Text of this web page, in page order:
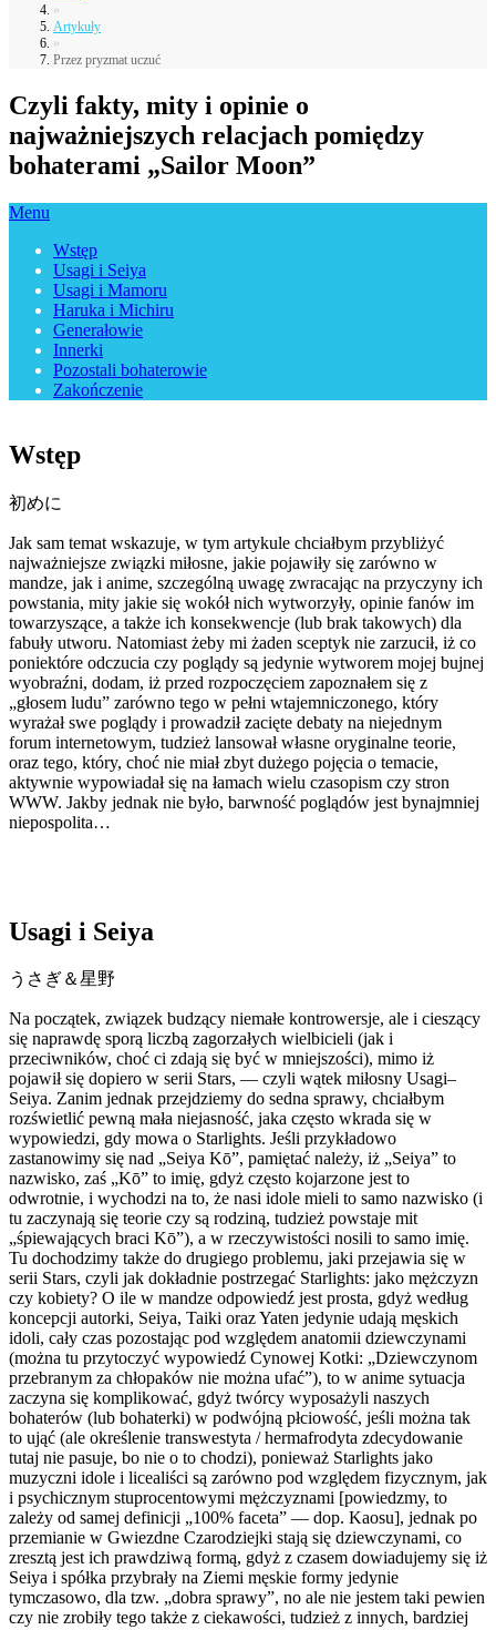
»
Artykuły
»
Przez pryzmat uczuć
Czyli fakty, mity i opinie o
najważniejszych relacjach pomiędzy
bohaterami „Sailor Moon”
Menu
Wstęp
Usagi i Seiya
Usagi i Mamoru
Haruka i Michiru
Generałowie
Innerki
Pozostali bohaterowie
Zakończenie
Wstęp
初めに
Jak sam temat wskazuje, w tym artykule chciałbym przybliżyć
najważniejsze związki miłosne, jakie pojawiły się zarówno w
mandze, jak i anime, szczególną uwagę zwracając na przyczyny ich
powstania, mity jakie się wokół nich wytworzyły, opinie fanów im
towarzyszące, a także ich konsekwencje (lub brak takowych) dla
fabuły utworu. Natomiast żeby mi żaden sceptyk nie zarzucił, iż co
poniektóre odczucia czy poglądy są jedynie wytworem mojej bujnej
wyobraźni, dodam, iż przed rozpoczęciem zapoznałem się z
„głosem ludu” zarówno tego w pełni wtajemniczonego, który
wyrażał swe poglądy i prowadził zacięte debaty na niejednym
forum internetowym, tudzież lansował własne oryginalne teorie,
oraz tego, który, choć nie miał zbyt dużego pojęcia o temacie,
aktywnie wypowiadał się na łamach wielu czasopism czy stron
WWW. Jakby jednak nie było, barwność poglądów jest bynajmniej
niepospolita…
Usagi i Seiya
うさぎ＆星野
Na początek, związek budzący niemałe kontrowersje, ale i cieszący
się naprawdę sporą liczbą zagorzałych wielbicieli (jak i
przeciwników, choć ci zdają się być w mniejszości), mimo iż
pojawił się dopiero w serii Stars, — czyli wątek miłosny Usagi–
Seiya. Zanim jednak przejdziemy do sedna sprawy, chciałbym
rozświetlić pewną mała niejasność, jaka często wkrada się w
wypowiedzi, gdy mowa o Starlights. Jeśli przykładowo
zastanowimy się nad „Seiya Kō”, pamiętać należy, iż „Seiya” to
nazwisko, zaś „Kō” to imię, gdyż często kojarzone jest to
odwrotnie, i wychodzi na to, że nasi idole mieli to samo nazwisko (i
tu zaczynają się teorie czy są rodziną, tudzież powstaje mit
„śpiewających braci Kō”), a w rzeczywistości nosili to samo imię.
Tu dochodzimy także do drugiego problemu, jaki przejawia się w
serii Stars, czyli jak dokładnie postrzegać Starlights: jako mężczyzn
czy kobiety? O ile w mandze odpowiedź jest prosta, gdyż według
koncepcji autorki, Seiya, Taiki oraz Yaten jedynie udają męskich
idoli, cały czas pozostając pod względem anatomii dziewczynami
(można tu przytoczyć wypowiedź Cynowej Kotki: „Dziewczynom
przebranym za chłopaków nie można ufać”), to w anime sytuacja
zaczyna się komplikować, gdyż twórcy wyposażyli naszych
bohaterów (lub bohaterki) w podwójną płciowość, jeśli można tak
to ująć (ale określenie transwestyta / hermafrodyta zdecydowanie
tutaj nie pasuje, bo nie o to chodzi), ponieważ Starlights jako
muzyczni idole i licealiści są zarówno pod względem fizycznym, jak
i psychicznym stuprocentowymi mężczyznami [powiedzmy, to
zależy od samej definicji „100% faceta” — dop. Kaosu], jednak po
przemianie w Gwiezdne Czarodziejki stają się dziewczynami, co
zresztą jest ich prawdziwą formą, gdyż z czasem dowiadujemy się iż
Seiya i spółka przybrały na Ziemi męskie formy jedynie
tymczasowo, dla tzw. „dobra sprawy”, no ale nie jestem taki pewien
czy nie zrobiły tego także z ciekawości, tudzież z innych, bardziej